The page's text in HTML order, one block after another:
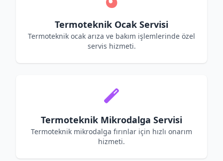
Termoteknik Ocak Servisi
Termoteknik ocak arıza ve bakım işlemlerinde özel
servis hizmeti.
Termoteknik Mikrodalga Servisi
Termoteknik mikrodalga fırınlar için hızlı onarım
hizmeti.